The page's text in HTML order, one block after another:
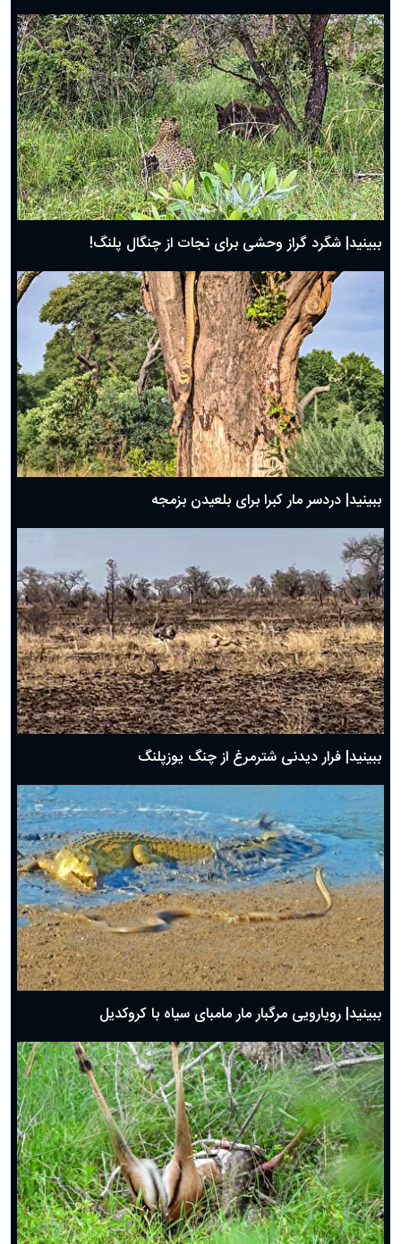
ببینید| شگرد گراز وحشی برای نجات از چنگال پلنگ!
ببینید| دردسر مار کبرا برای بلعیدن بزمجه
ببینید| فرار دیدنی شترمرغ از چنگ یوزپلنگ
ببینید| رویارویی مرگبار مار مامبای سیاه با کروکدیل